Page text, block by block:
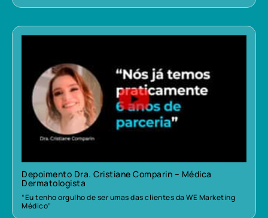
Depoimento Dra. Cristiane Comparin – Médica
Dermatologista
“Eu tenho orgulho de ser umas das clientes da WE Marketing
Médico”